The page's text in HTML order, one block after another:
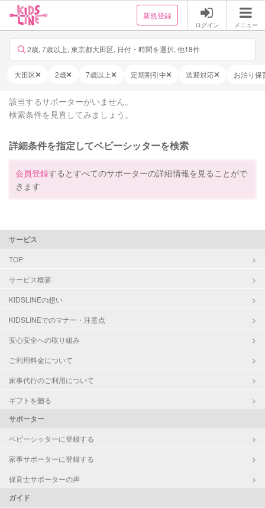
新規登録
ログイン メニュー
2歳, 7歳以上, 東京都大田区, 日付・時間を選択, 他18件
大田区 2歳 7歳以上 定期割引中 送迎対応 お泊り保
該当するサポーターがいません。
検索条件を見直してみましょう。
詳細条件を指定してベビーシッターを検索
会員登録するとすべてのサポーターの詳細情報を見ることがで
きます
サービス
TOP
サービス概要
KIDSLINEの想い
KIDSLINEでのマナー・注意点
安心安全への取り組み
ご利用料金について
家事代行のご利用について
ギフトを贈る
サポーター
ベビーシッターに登録する
家事サポーターに登録する
保育士サポーターの声
ガイド